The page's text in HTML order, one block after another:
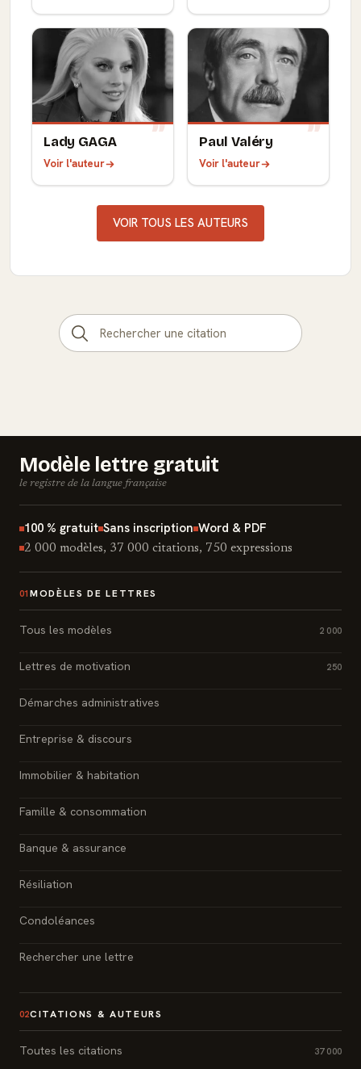
Lady GAGA
Voir l'auteur
Paul Valéry
Voir l'auteur
VOIR TOUS LES AUTEURS
Modèle lettre gratuit
le registre de la langue française
100 % gratuit Sans inscription Word & PDF
2 000 modèles, 37 000 citations, 750 expressions
01 MODÈLES DE LETTRES
Tous les modèles 2 000
Lettres de motivation 250
Démarches administratives
Entreprise & discours
Immobilier & habitation
Famille & consommation
Banque & assurance
Résiliation
Condoléances
Rechercher une lettre
02CITATIONS & AUTEURS
Toutes les citations 37 000